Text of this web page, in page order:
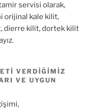
servisi olarak,
orijinal kale kilit,
dierre kilit, dortek kilit
VERDIĞIMIZ
VE UYGUN